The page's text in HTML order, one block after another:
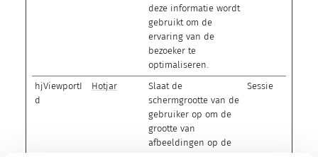
deze informatie wordt
gebruikt om de
ervaring van de
bezoeker te
optimaliseren.
hjViewportI
d
Hotjar
Slaat de
schermgrootte van de
gebruiker op om de
grootte van
afbeeldingen op de
Sessie